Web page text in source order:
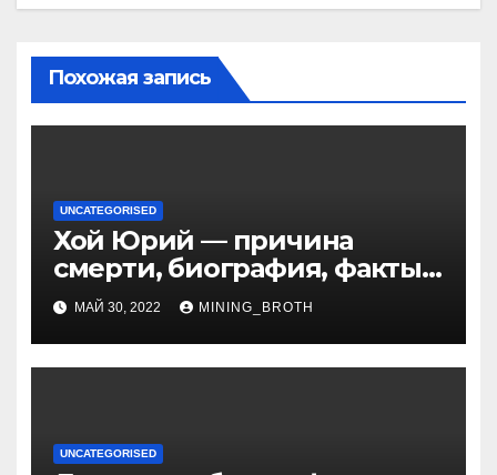
Похожая запись
UNCATEGORISED
Хой Юрий — причина
смерти, биография, факты
из жизни Википедия
МАЙ 30, 2022 MINING_BROTH
UNCATEGORISED